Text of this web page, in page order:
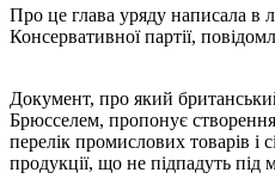
Про це глава уряду написала в
Консервативної партії,
Документ, про який
Брюсселем, пропонує створення
перелік промислових товарів і
продукції, що не підпадуть під